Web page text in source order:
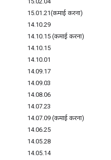
15.01 .21(कमाई करना)
14.10.29
14.10.15 (कमाई करना)
14.10.15
14.10.01
14.09.17
14.09.03
14.08.06
14.07.23
14.07.09 (कमाई करना)
14.06.25
14.05.28
14.05.14